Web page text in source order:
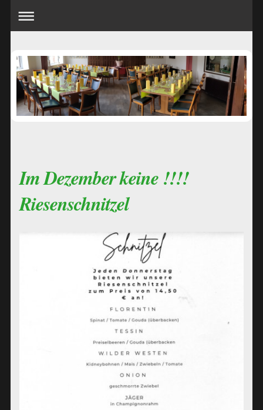
Im Dezember keine !!!!
Riesenschnitzel